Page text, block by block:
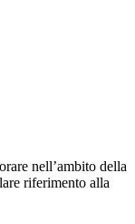
nell’ambito della
riferimento alla